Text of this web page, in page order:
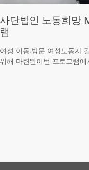
사단법인 노동희망
램
여성 이동.방문 여성노동자
위해 마련된이번 프로그램에